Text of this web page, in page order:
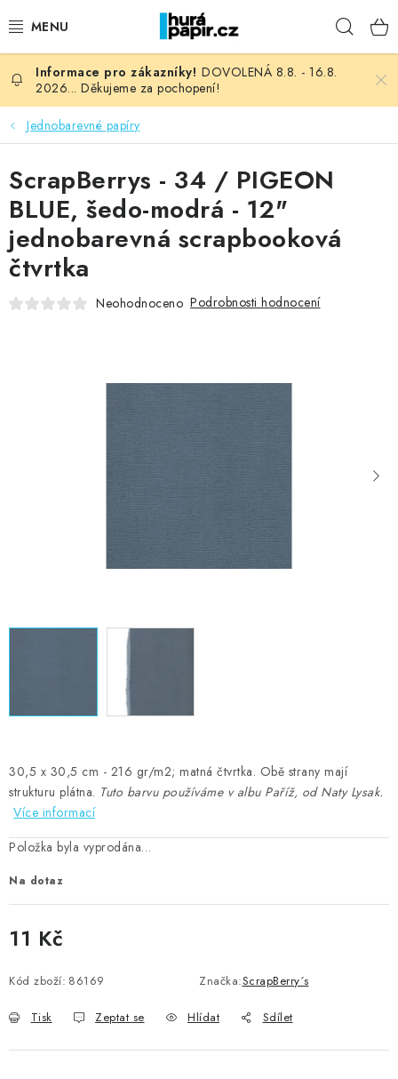
na
NOVINKY
HURÁ DÍLNA
VŠECHNO ZBOŽÍ
KNIHAŘSKÝ MATERIÁL
KURZY NATY LYSAK
OBLÍBENÉ ♥️
Kontakty Moje objednávka
Oblíbené ♥️
Obchodní podmínky
Podmínky ochrany osobních údajů
DOVOLENÁ 8.8. - 16.8.
2026... Děkujeme za pochopení!
Jednobarevné papíry
30,5 x 30,5 cm - 216 gr/m2; matná čtvrtka. Obě strany mají
strukturu plátna. Tuto barvu používáme v albu Paříž, od Naty Lysak.
Více informací
Položka byla vyprodána…
Na dotaz
11 Kč
Kód zboží: 86169 Značka:ScrapBerry´s
Tisk Zeptat se Hlídat Sdílet
ScrapBerrys - 34 / PIGEON
BLUE, šedo-modrá - 12"
jednobarevná scrapbooková
čtvrtka
Neohodnoceno Podrobnosti hodnocení